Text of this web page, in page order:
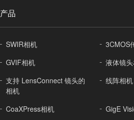
产品
SWIR相机
3CMOS
GVIF相机
液体镜
支持 LensConnect 镜头的
相机
线阵相机
CoaXPress相机
GigE